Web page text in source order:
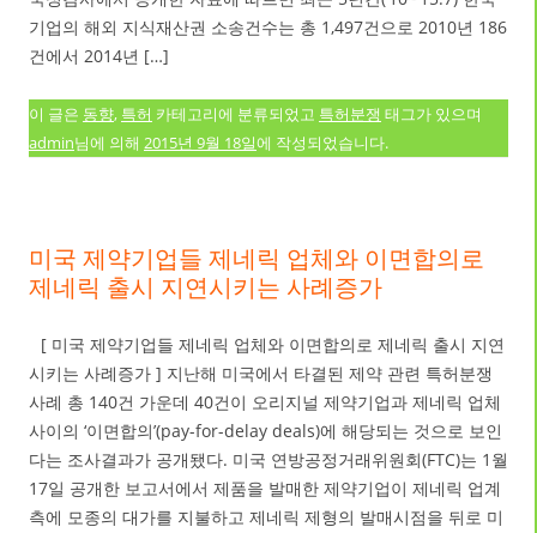
기업의 해외 지식재산권 소송건수는 총 1,497건으로 2010년 186
건에서 2014년 […]
이 글은 동향, 특허 카테고리에 분류되었고 특허분쟁 태그가 있으며
admin님에 의해 2015년 9월 18일에 작성되었습니다.
미국 제약기업들 제네릭 업체와 이면합의로
제네릭 출시 지연시키는 사례증가
[ 미국 제약기업들 제네릭 업체와 이면합의로 제네릭 출시 지연
시키는 사례증가 ] 지난해 미국에서 타결된 제약 관련 특허분쟁
사례 총 140건 가운데 40건이 오리지널 제약기업과 제네릭 업체
사이의 ‘이면합의’(pay-for-delay deals)에 해당되는 것으로 보인
다는 조사결과가 공개됐다. 미국 연방공정거래위원회(FTC)는 1월
17일 공개한 보고서에서 제품을 발매한 제약기업이 제네릭 업계
측에 모종의 대가를 지불하고 제네릭 제형의 발매시점을 뒤로 미